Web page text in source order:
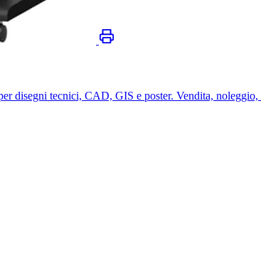
disegni tecnici, CAD, GIS e poster. Vendita, noleggio,